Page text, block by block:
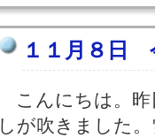
１１月８日
こんにちは。昨
しが吹きました